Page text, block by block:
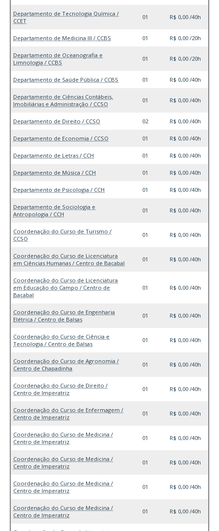
Departamento de Tecnologia Química /
CCET
01 R$ 0,00 /40h
Departamento de Medicina III / CCBS 01 R$ 0,00 /20h
Departamento de Oceanografia e
Limnologia / CCBS
01 R$ 0,00 /20h
Departamento de Saúde Pública / CCBS 01 R$ 0,00 /40h
Departamento de Ciências Contábeis,
Imobiliárias e Administração / CCSO
01 R$ 0,00 /40h
Departamento de Direito / CCSO 02 R$ 0,00 /40h
Departamento de Economia / CCSO 01 R$ 0,00 /40h
Departamento de Letras / CCH 01 R$ 0,00 /40h
Departamento de Música / CCH 01 R$ 0,00 /40h
Departamento de Psicologia / CCH 01 R$ 0,00 /40h
Departamento de Sociologia e
Antropologia / CCH
01 R$ 0,00 /40h
Coordenação do Curso de Turismo /
CCSO
01 R$ 0,00 /40h
Coordenação do Curso de Licenciatura
em Ciências Humanas / Centro de Bacabal
01 R$ 0,00 /40h
Coordenação do Curso de Licenciatura
em Educação do Campo / Centro de
Bacabal
01 R$ 0,00 /40h
Coordenação do Curso de Engenharia
Elétrica / Centro de Balsas
01 R$ 0,00 /40h
Coordenação do Curso de Ciência e
Tecnologia / Centro de Balsas
01 R$ 0,00 /40h
Coordenação do Curso de Agronomia /
Centro de Chapadinha
01 R$ 0,00 /40h
Coordenação do Curso de Direito /
Centro de Imperatriz
01 R$ 0,00 /40h
Coordenação do Curso de Enfermagem /
Centro de Imperatriz
01 R$ 0,00 /40h
Coordenação do Curso de Medicina /
Centro de Imperatriz
01 R$ 0,00 /40h
Coordenação do Curso de Medicina /
Centro de Imperatriz
01 R$ 0,00 /40h
Coordenação do Curso de Medicina /
Centro de Imperatriz
01 R$ 0,00 /40h
Coordenação do Curso de Medicina /
Centro de Imperatriz
01 R$ 0,00 /40h